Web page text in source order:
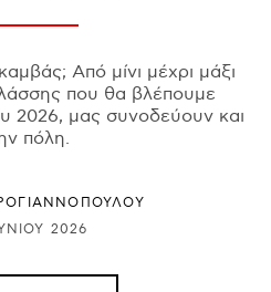
Από μίνι μέχρι μάξι
που θα βλέπουμε
2026, μας συνοδεύουν και
πόλη.
2026